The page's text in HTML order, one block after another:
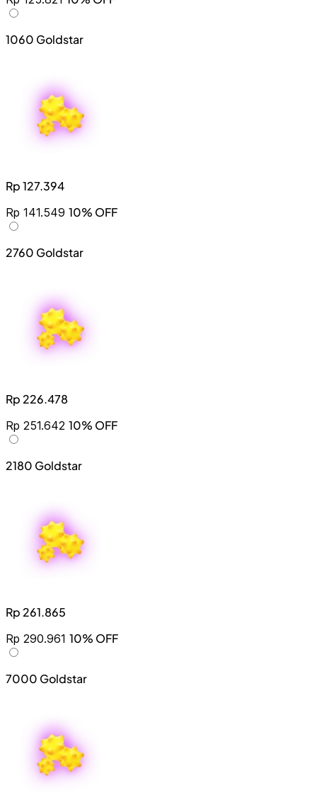
1060 Goldstar
Rp 127.394
Rp 141.549 10% OFF
2760 Goldstar
Rp 226.478
Rp 251.642 10% OFF
2180 Goldstar
Rp 261.865
Rp 290.961 10% OFF
7000 Goldstar